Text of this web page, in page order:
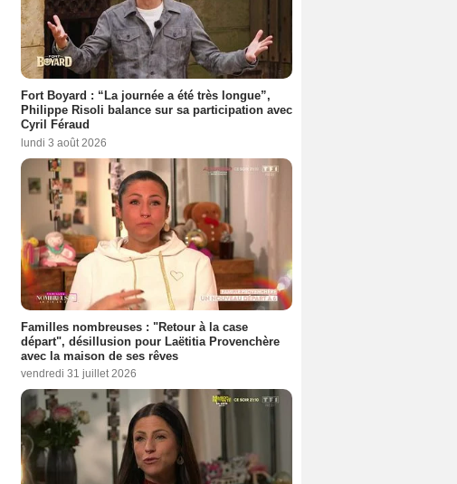
Fort Boyard : “La journée a été très longue”,
Philippe Risoli balance sur sa participation avec
Cyril Féraud
lundi 3 août 2026
Familles nombreuses : "Retour à la case
départ", désillusion pour Laëtitia Provenchère
avec la maison de ses rêves
vendredi 31 juillet 2026